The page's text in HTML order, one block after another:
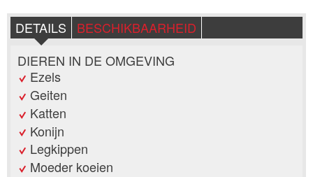
DETAILS
BESCHIKBAARHEID
DIEREN IN DE OMGEVING
Ezels
Geiten
Katten
Konijn
Legkippen
Moeder koeien